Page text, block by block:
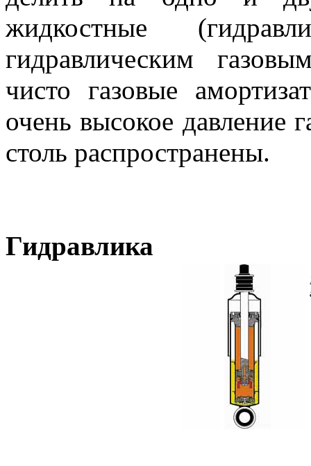
жидкостные
гидравлическим
чисто газовые
очень высокое давление
столь распространены.
Гидравлика